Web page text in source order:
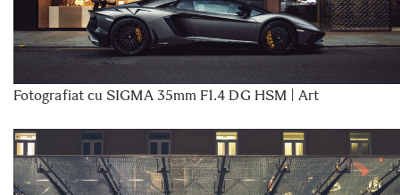
Fotografiat cu SIGMA 35mm F1.4 DG HSM | Art